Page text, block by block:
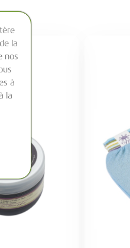
la
nos
à
la